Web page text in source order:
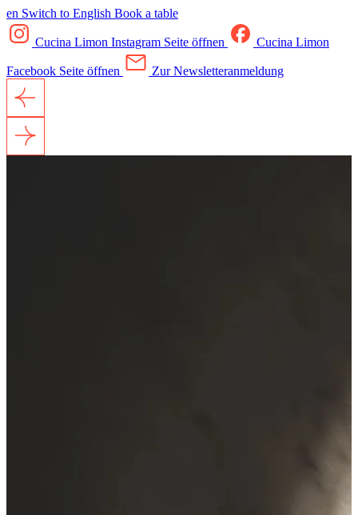
en Switch to English Book a table
Cucina Limon Instagram Seite öffnen Cucina Limon
Facebook Seite öffnen Zur Newsletteranmeldung